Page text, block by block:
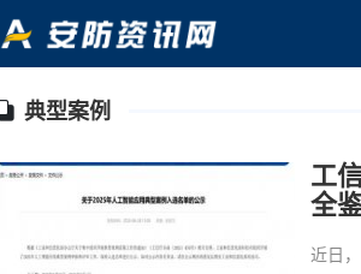
典型案例
工
全
近日